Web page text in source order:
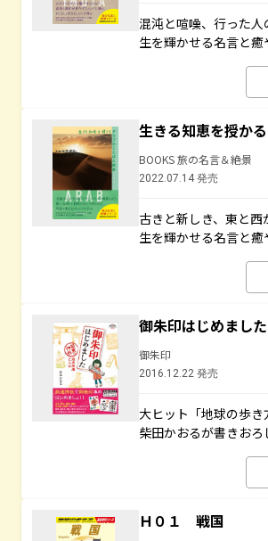
混沌と喧噪、行った
生を輝かせる名言と癒
生きる知恵を授か
BOOKS 旅の名言＆絶景
2022.07.14 発売
古きと新しき、東と
生を輝かせる名言と癒
御朱印はじめまし
御朱印
2016.12.22 発売
大ヒット「地球の歩
柴田かおるが書きおろ
Ｈ０１ 戦国